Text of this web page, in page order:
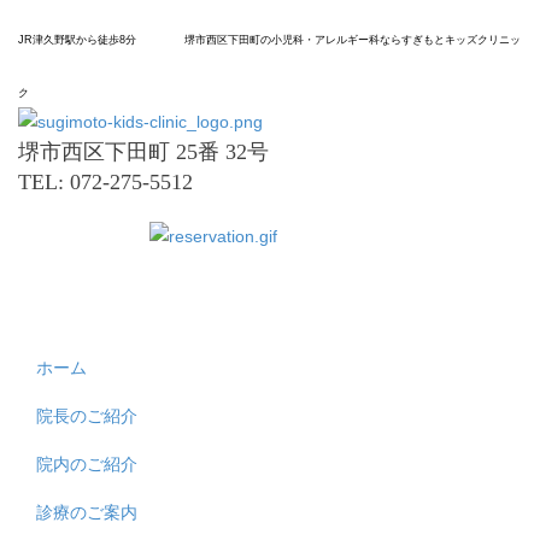
JR津久野駅から徒歩8分 堺市西区下田町の小児科 ・アレルギー科ならすぎもと キッズクリニッ
ク
堺市西区下田町 25番 32号
TEL: 072-275-5512
ホーム
院長のご紹介
院内のご紹介
診療のご案内